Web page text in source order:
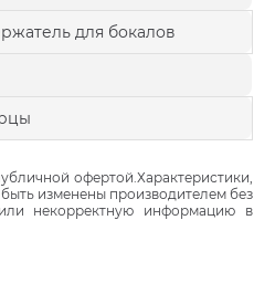
для бокалов
офертой.Характеристики,
изменены производителем без
некорректную информацию в